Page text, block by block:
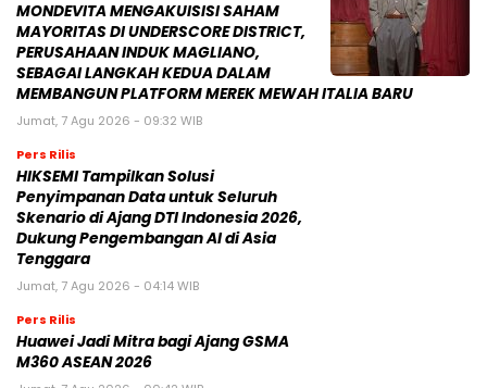
MONDEVITA MENGAKUISISI SAHAM
MAYORITAS DI UNDERSCORE DISTRICT,
PERUSAHAAN INDUK MAGLIANO,
SEBAGAI LANGKAH KEDUA DALAM
MEMBANGUN PLATFORM MEREK MEWAH ITALIA BARU
Jumat, 7 Agu 2026 - 09:32 WIB
Pers Rilis
HIKSEMI Tampilkan Solusi
Penyimpanan Data untuk Seluruh
Skenario di Ajang DTI Indonesia 2026,
Dukung Pengembangan AI di Asia
Tenggara
Jumat, 7 Agu 2026 - 04:14 WIB
Pers Rilis
Huawei Jadi Mitra bagi Ajang GSMA
M360 ASEAN 2026